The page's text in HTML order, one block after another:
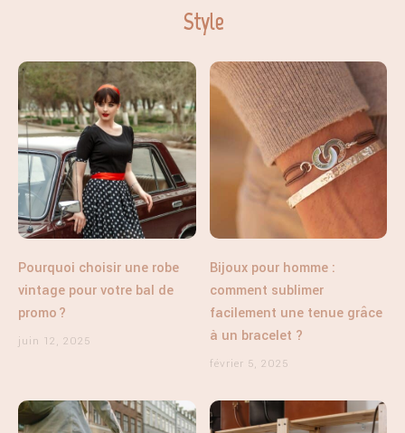
Style
Pourquoi choisir une robe
vintage pour votre bal de
promo ?
juin 12, 2025
Bijoux pour homme :
comment sublimer
facilement une tenue grâce
à un bracelet ?
février 5, 2025